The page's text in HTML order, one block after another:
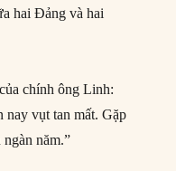
hai Đảng và hai
chính ông Linh:
nay vụt tan mất. Gặp
năm.”